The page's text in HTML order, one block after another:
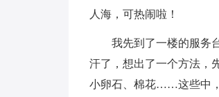
人海，可热闹啦！
我先到了一楼的服务
汗了，想出了一个方法，
小卵石、棉花……这些中